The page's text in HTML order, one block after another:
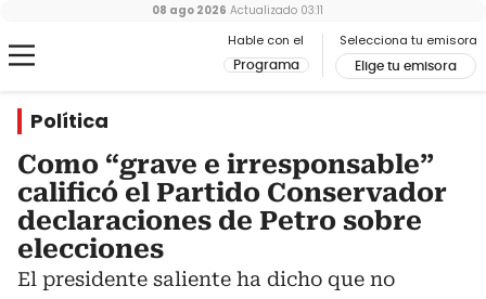
Hable con el
Programa
Selecciona tu emisora
Elige tu emisora
08 ago 2026 Actualizado 03:11
Política
Como “grave e irresponsable”
calificó el Partido Conservador
declaraciones de Petro sobre
elecciones
El presidente saliente ha dicho que no